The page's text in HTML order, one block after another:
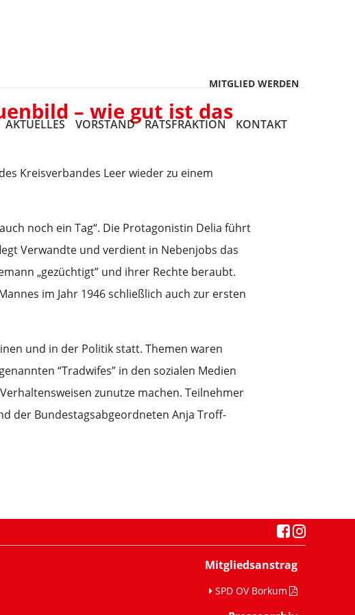
MITGLIED WERDEN
AKTUELLES VORSTAND RATSFRAKTION KONTAKT
– wie gut ist das
Kreisverbandes Leer wieder zu einem
noch ein Tag“. Die Protagonistin Delia führt
Verwandte und verdient in Nebenjobs das
„gezüchtigt” und ihrer Rechte beraubt.
im Jahr 1946 schließlich auch zur ersten
und in der Politik statt. Themen waren
“Tradwifes” in den sozialen Medien
zunutze machen. Teilnehmer
der Bundestagsabgeordneten Anja Troff-
Mitgliedsanstrag
SPD OV Borkum